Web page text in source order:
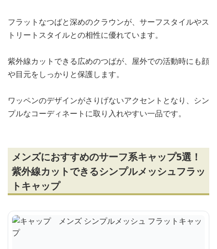
フラットなつばと深めのクラウンが、サーフスタイルやス
トリートスタイルとの相性に優れています。
紫外線カットできる広めのつばが、屋外での活動時にも顔
や目元をしっかりと保護します。
ワッペンのデザインがさりげないアクセントとなり、シン
プルなコーディネートに取り入れやすい一品です。
メンズにおすすめのサーフ系キャップ5選！
紫外線カットできるシンプルメッシュフラッ
トキャップ